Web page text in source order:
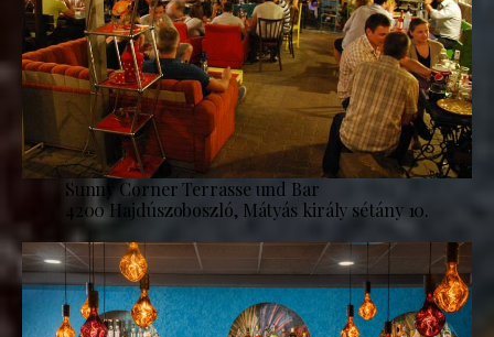
Sunny Corner Terrasse und Bar
4200 Hajdúszoboszló, Mátyás király sétány 10.